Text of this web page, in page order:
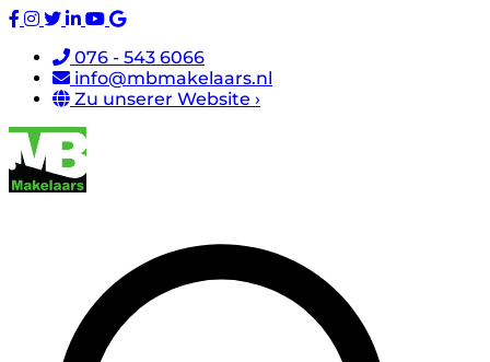
076 - 543 6066
info@mbmakelaars.nl
Zu unserer Website ›